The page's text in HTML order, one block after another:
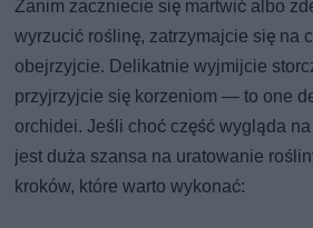
Zanim zaczniecie się martwić albo
wyrzucić roślinę, zatrzymajcie się na
obejrzyjcie. Delikatnie wyjmijcie
przyjrzyjcie się korzeniom — to one
orchidei. Jeśli choć część wygląda
jest duża szansa na uratowanie
kroków, które warto wykonać: